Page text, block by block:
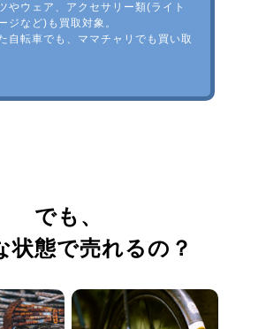
やウェア、アクセサリー類(ライト
ジなど)も買取対象。
自転車でも、ママチャリでも買い取
でも、
状態で売れるの？